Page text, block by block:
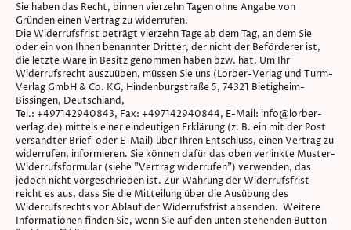
Sie haben das Recht, binnen vierzehn Tagen ohne Angabe von
Gründen einen Vertrag zu widerrufen.
Die Widerrufsfrist beträgt vierzehn Tage ab dem Tag, an dem Sie
oder ein von Ihnen benannter Dritter, der nicht der Beförderer ist,
die letzte Ware in Besitz genommen haben bzw. hat. Um Ihr
Widerrufsrecht auszuüben, müssen Sie uns (Lorber-Verlag und Turm-
Verlag GmbH & Co. KG, Hindenburgstraße 5, 74321 Bietigheim-
Bissingen, Deutschland,
Tel.: +497142940843, Fax: +497142940844, E-Mail: info@lorber-
verlag.de) mittels einer eindeutigen Erklärung (z. B. ein mit der Post
versandter Brief oder E-Mail) über Ihren Entschluss, einen Vertrag zu
widerrufen, informieren. Sie können dafür das oben verlinkte Muster-
Widerrufsformular (siehe "Vertrag widerrufen") verwenden, das
jedoch nicht vorgeschrieben ist. Zur Wahrung der Widerrufsfrist
reicht es aus, dass Sie die Mitteilung über die Ausübung des
Widerrufsrechts vor Ablauf der Widerrufsfrist absenden. Weitere
Informationen finden Sie, wenn Sie auf den unten stehenden Button